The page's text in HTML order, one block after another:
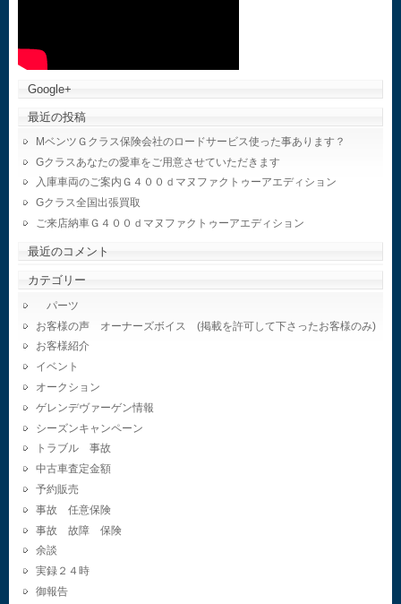
Google+
最近の投稿
MベンツＧクラス保険会社のロードサービス使った事あります？
Gクラスあなたの愛車をご用意させていただきます
入庫車両のご案内Ｇ４００ｄマヌファクトゥーアエディション
Gクラス全国出張買取
ご来店納車Ｇ４００ｄマヌファクトゥーアエディション
最近のコメント
カテゴリー
パーツ
お客様の声 オーナーズボイス (掲載を許可して下さったお客様のみ)
お客様紹介
イベント
オークション
ゲレンデヴァーゲン情報
シーズンキャンペーン
トラブル 事故
中古車査定金額
予約販売
事故 任意保険
事故 故障 保険
余談
実録２４時
御報告